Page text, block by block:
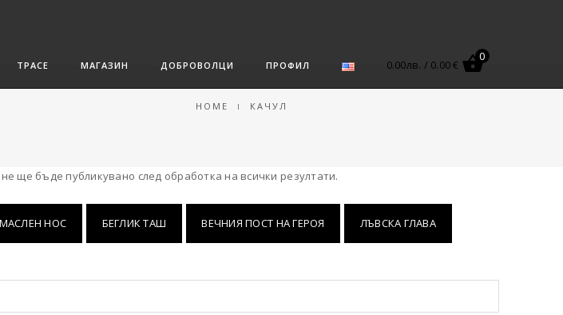
ТРАСЕ МАГАЗИН ДОБРОВОЛЦИ ПРОФИЛ 0.00лв. / 0.00 €
0
HOME КАЧУЛ
ще бъде публикувано след обработка на всички резултати.
МАСЛЕН НОС БЕГЛИК ТАШ ВЕЧНИЯ ПОСТ НА ГЕРОЯ ЛЪВСКА ГЛАВА